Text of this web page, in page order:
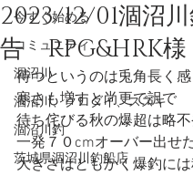
今すぐ始める
コミュニティ
涸沼川
涸沼川、クロダイ、スズキ
涸沼川釣
茨城県涸沼川釣船店
2023/12/01涸沼
告 RPG&HRK様
待つというのは兎角長く
寒さも増すと尚更で訳で
待ち侘びる秋の爆超は略
一発７０cmオーバー出せ
大きさはともかく爆釣に